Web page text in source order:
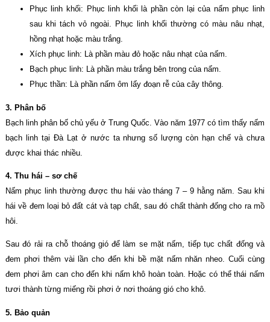
Phục linh khối: Phục linh khối là phần còn lại của nấm phục linh
sau khi tách vỏ ngoài. Phục linh khối thường có màu nâu nhạt,
hồng nhạt hoặc màu trắng.
Xích phục linh: Là phần màu đỏ hoặc nâu nhạt của nấm.
Bạch phục linh: Là phần màu trắng bên trong của nấm.
Phục thần: Là phần nấm ôm lấy đoạn rễ của cây thông.
3. Phân bố
Bạch linh phân bố chủ yếu ở Trung Quốc. Vào năm 1977 có tìm thấy nấm
bạch linh tại Đà Lạt ở nước ta nhưng số lượng còn hạn chế và chưa
được khai thác nhiều.
4. Thu hái – sơ chế
Nấm phục linh thường được thu hái vào tháng 7 – 9 hằng năm. Sau khi
hái về đem loại bỏ đất cát và tạp chất, sau đó chất thành đống cho ra mồ
hôi.
Sau đó rải ra chỗ thoáng gió để làm se mặt nấm, tiếp tục chất đống và
đem phơi thêm vài lần cho đến khi bề mặt nấm nhăn nheo. Cuối cùng
đem phơi âm can cho đến khi nấm khô hoàn toàn. Hoặc có thể thái nấm
tươi thành từng miếng rồi phơi ở nơi thoáng gió cho khô.
5. Bảo quản